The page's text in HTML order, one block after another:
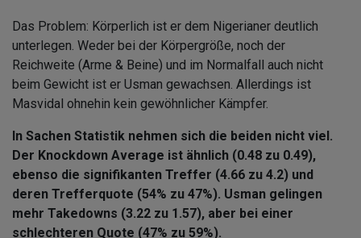
Das Problem: Körperlich ist er dem Nigerianer deutlich
unterlegen. Weder bei der Körpergröße, noch der
Reichweite (Arme & Beine) und im Normalfall auch nicht
beim Gewicht ist er Usman gewachsen. Allerdings ist
Masvidal ohnehin kein gewöhnlicher Kämpfer.
In Sachen Statistik nehmen sich die beiden nicht viel.
Der Knockdown Average ist ähnlich (0.48 zu 0.49),
ebenso die signifikanten Treffer (4.66 zu 4.2) und
deren Trefferquote (54% zu 47%). Usman gelingen
mehr Takedowns (3.22 zu 1.57), aber bei einer
schlechteren Quote (47% zu 59%).